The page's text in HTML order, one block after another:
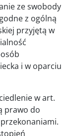
ze swobody
z ogólną
przyjętą w
i w oparciu
w art.
prawo do